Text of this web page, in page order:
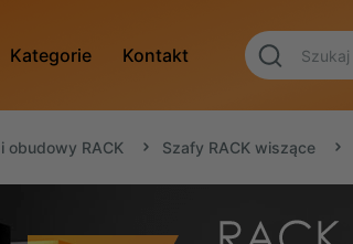
Kategorie Kontakt
obudowy RACK Szafy RACK wiszące